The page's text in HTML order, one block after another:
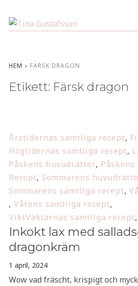
HEM » FÄRSK DRAGON
Etikett: Färsk dragon
Årstidernas samtliga recept,
Högtidernas samtliga recept,
Påskens huvudrätter,
Recept, Sommarens
Sommarens samtliga recept,
, Vårens samtliga recept,
ViktVäktarnas samtliga recept,
Inkokt lax med
dragonkräm
1 april, 2024
Wow vad fräscht, krispigt och